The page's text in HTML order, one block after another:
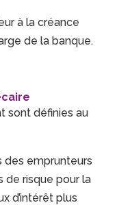
à la créance
de la banque.
sont définies au
emprunteurs
de risque pour la
d’intérêt plus